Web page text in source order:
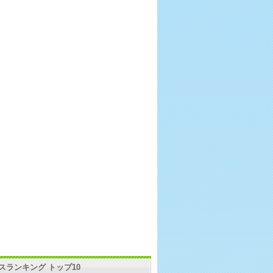
ランキング トップ10